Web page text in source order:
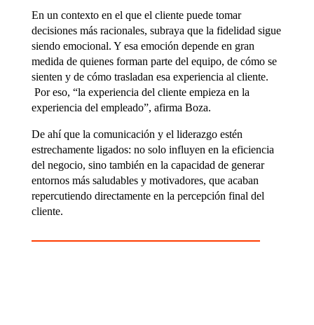
En un contexto en el que el cliente puede tomar
decisiones más racionales, subraya que la fidelidad sigue
siendo emocional. Y esa emoción depende en gran
medida de quienes forman parte del equipo, de cómo se
sienten y de cómo trasladan esa experiencia al cliente.
Por eso, “la experiencia del cliente empieza en la
experiencia del empleado”, afirma Boza.
De ahí que la comunicación y el liderazgo estén
estrechamente ligados: no solo influyen en la eficiencia
del negocio, sino también en la capacidad de generar
entornos más saludables y motivadores, que acaban
repercutiendo directamente en la percepción final del
cliente.